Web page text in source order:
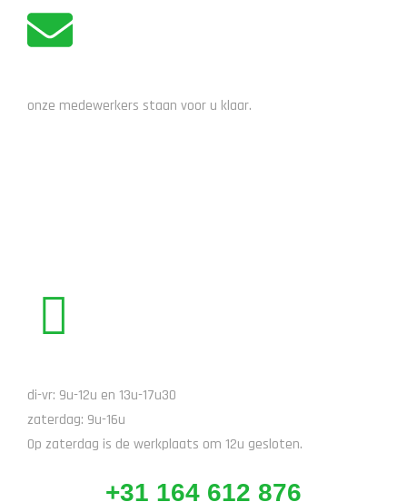
onze medewerkers staan voor u klaar.
di-vr: 9u-12u en 13u-17u30
zaterdag: 9u-16u
Op zaterdag is de werkplaats om 12u gesloten.
+31 164 612 876